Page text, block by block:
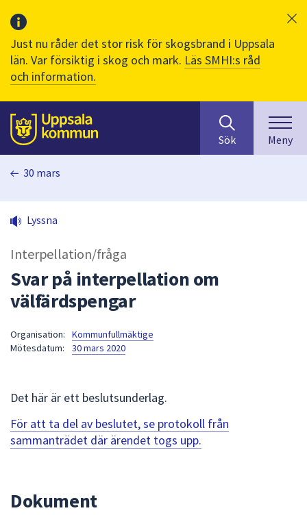
Just nu råder det stor risk för skogsbrand i Uppsala
län. Var försiktig i skog och mark. Läs SMHI:s råd
och information.
Till sidans
huvudinnehåll
efter
innehåll
på
sökfältet
kommer
för
att
navigera
Sök Meny
30 mars
Lyssna
Interpellation/fråga
Svar på interpellation om
välfärdspengar
Organisation:
Kommunfullmäktige
Mötesdatum:
30 mars 2020
Det här är ett beslutsunderlag.
För att ta del av beslutet, se protokoll från
sammanträdet där ärendet togs upp.
Dokument